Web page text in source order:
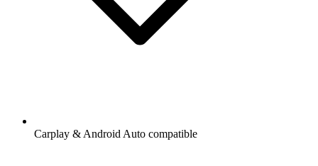
Carplay & Android Auto compatible